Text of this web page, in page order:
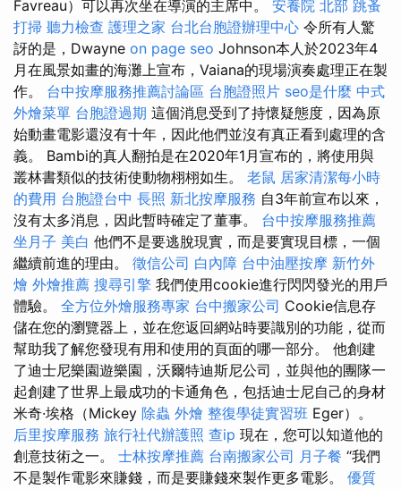
Favreau）可以再次坐在導演的主席中。 安養院 北部 跳蚤
打掃 聽力檢查 護理之家 台北台胞證辦理中心 令所有人驚
訝的是，Dwayne on page seo Johnson本人於2023年4
月在風景如畫的海灘上宣布，Vaiana的現場演奏處理正在製
作。 台中按摩服務推薦討論區 台胞證照片 seo是什麼 中式
外燴菜單 台胞證過期 這個消息受到了持懷疑態度，因為原
始動畫電影還沒有十年，因此他們並沒有真正看到處理的含
義。 Bambi的真人翻拍是在2020年1月宣布的，將使用與
叢林書類似的技術使動物栩栩如生。 老鼠 居家清潔每小時
的費用 台胞證台中 長照 新北按摩服務 自3年前宣布以來，
沒有太多消息，因此暫時確定了董事。 台中按摩服務推薦
坐月子 美白 他們不是要逃脫現實，而是要實現目標，一個
繼續前進的理由。 徵信公司 白內障 台中油壓按摩 新竹外
燴 外燴推薦 搜尋引擎 我們使用cookie進行閃閃發光的用戶
體驗。 全方位外燴服務專家 台中搬家公司 Cookie信息存
儲在您的瀏覽器上，並在您返回網站時要識別的功能，從而
幫助我了解您發現有用和使用的頁面的哪一部分。 他創建
了迪士尼樂園遊樂園，沃爾特迪斯尼公司，並與他的團隊一
起創建了世界上最成功的卡通角色，包括迪士尼自己的身材
米奇·埃格（Mickey 除蟲 外燴 整復學徒實習班 Eger）。
后里按摩服務 旅行社代辦護照 查ip 現在，您可以知道他的
創意技術之一。 士林按摩推薦 台南搬家公司 月子餐 “我們
不是製作電影來賺錢，而是要賺錢來製作更多電影。 優質